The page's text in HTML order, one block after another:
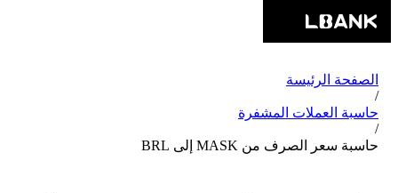
الصفحة الرئيسة
/
حاسبة العملات المشفرة
/
حاسبة سعر الصرف من MASK إلى BRL